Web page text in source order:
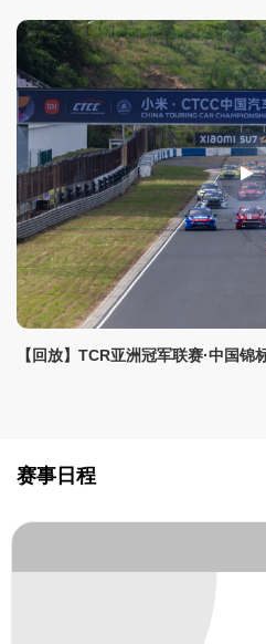
【回放】TCR亚洲冠军联赛·中国锦
赛事日程